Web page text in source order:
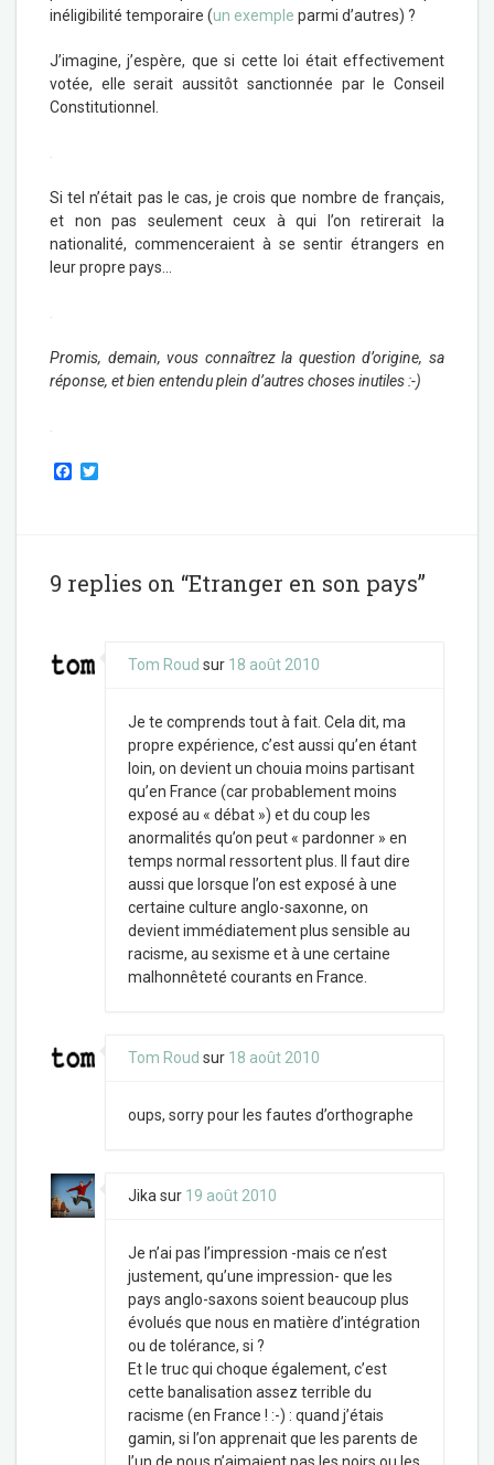
inéligibilité temporaire (un exemple parmi d’autres) ?
J’imagine, j’espère, que si cette loi était effectivement
votée, elle serait aussitôt sanctionnée par le Conseil
Constitutionnel.
Si tel n’était pas le cas, je crois que nombre de français,
et non pas seulement ceux à qui l’on retirerait la
nationalité, commenceraient à se sentir étrangers en
leur propre pays…
Promis, demain, vous connaîtrez la question d’origine, sa
réponse, et bien entendu plein d’autres choses inutiles :-)
F
o
k
r
9 replies on “Etranger en son pays”
Tom Roud sur 18 août 2010
Je te comprends tout à fait. Cela dit, ma
propre expérience, c’est aussi qu’en étant
loin, on devient un chouia moins partisant
qu’en France (car probablement moins
exposé au « débat ») et du coup les
anormalités qu’on peut « pardonner » en
temps normal ressortent plus. Il faut dire
aussi que lorsque l’on est exposé à une
certaine culture anglo-saxonne, on
devient immédiatement plus sensible au
racisme, au sexisme et à une certaine
malhonnêteté courants en France.
Tom Roud sur 18 août 2010
oups, sorry pour les fautes d’orthographe
Jika sur 19 août 2010
Je n’ai pas l’impression -mais ce n’est
justement, qu’une impression- que les
pays anglo-saxons soient beaucoup plus
évolués que nous en matière d’intégration
ou de tolérance, si ?
Et le truc qui choque également, c’est
cette banalisation assez terrible du
racisme (en France ! :-) : quand j’étais
gamin, si l’on apprenait que les parents de